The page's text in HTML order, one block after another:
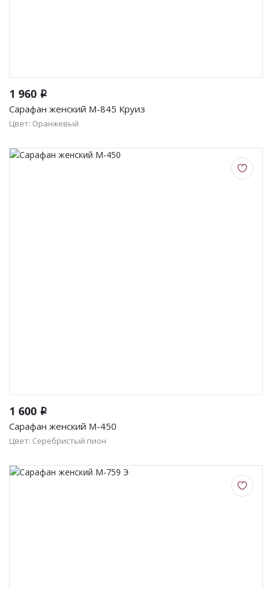
1 960 i
Сарафан женский М-845 Круиз
Цвет: Оранжевый
1 600 i
Сарафан женский М-450
Цвет: Серебристый пион